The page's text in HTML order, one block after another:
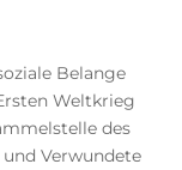
Belange
Weltkrieg
des
Verwundete